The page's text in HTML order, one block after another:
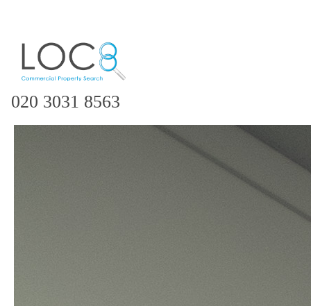
020 3031 8563